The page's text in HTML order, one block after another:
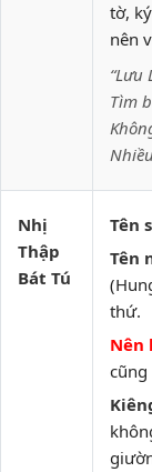
tờ,
nên
Tìm
Nhị
Thập
Bát Tú
Tên
Tên
thứ.
Nên
cũng